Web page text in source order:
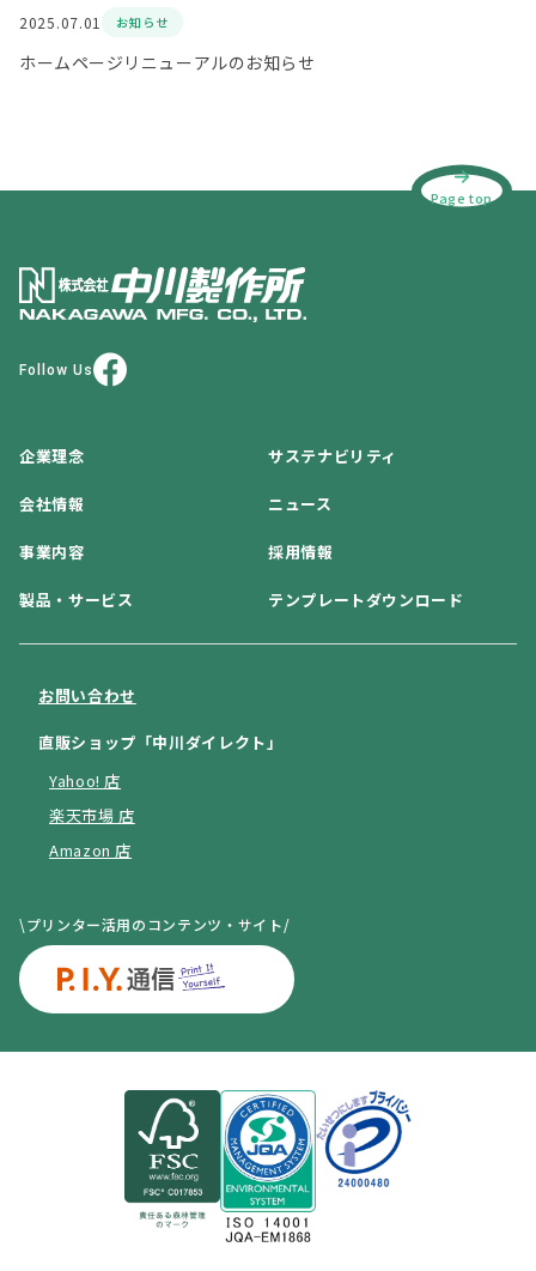
2025.07.01 お知らせ
ホームページリニューアルのお知らせ
Page top
Follow Us
企業理念 サステナビリティ
会社情報 ニュース
事業内容 採用情報
製品・サービス テンプレートダウンロード
お問い合わせ
直販ショップ「中川ダイレクト」
Yahoo! 店
楽天市場 店
Amazon 店
\プリンター活用のコンテンツ・サイト/